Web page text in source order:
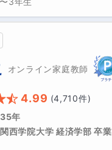
オンライン家庭教師
4.99 (4,710件)
35年
関西学院大学 経済学部 卒業